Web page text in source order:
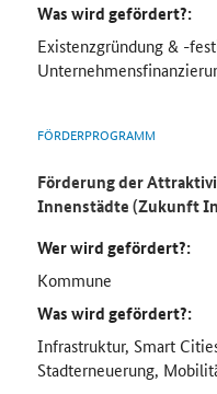
Was wird gefördert?:
Existenzgründung & -
FÖRDERPROGRAMM
Förderung der
Innenstädte (Zukunft
Wer wird gefördert?:
Kommune
Was wird gefördert?:
Infrastruktur, Smart
Stadterneuerung,